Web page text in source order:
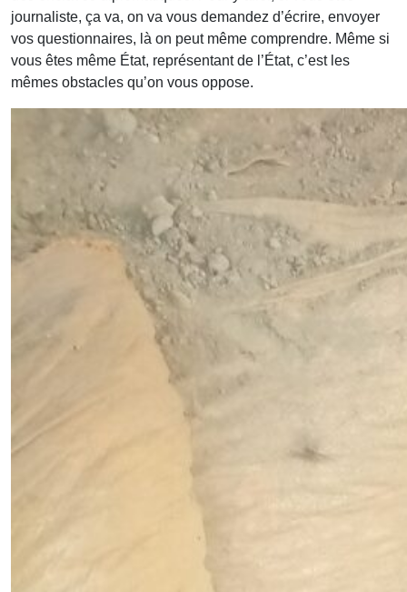
journaliste, ça va, on va vous demandez d’écrire, envoyer
vos questionnaires, là on peut même comprendre. Même si
vous êtes même État, représentant de l’État, c’est les
mêmes obstacles qu’on vous oppose.